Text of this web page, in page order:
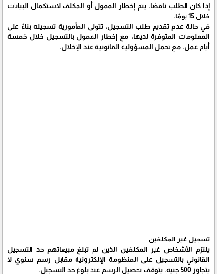
إذا كان الطلب ناقصًا، يتم إخطار الممول أو المكلف لاستكمال البيانات
خلال 15 يومًا.
في حالة عدم تقديم طلب التسجيل، تتولى المأمورية تسجيله بناءً على
المعلومات المتوفرة لديها، مع إخطار الممول بالتسجيل خلال خمسة
أيام عمل، مع تحمل المسؤولية القانونية عند الإخلال.
تسجيل غير المكلفين
يلتزم الأشخاص غير المكلفين الذين لم تبلغ مبيعاتهم حد التسجيل
القانوني بالتسجيل على المنظومة الإلكترونية مقابل رسم سنوي لا
يتجاوز 500 جنيه. يتوقف تحصيل الرسم عند بلوغ حد التسجيل.